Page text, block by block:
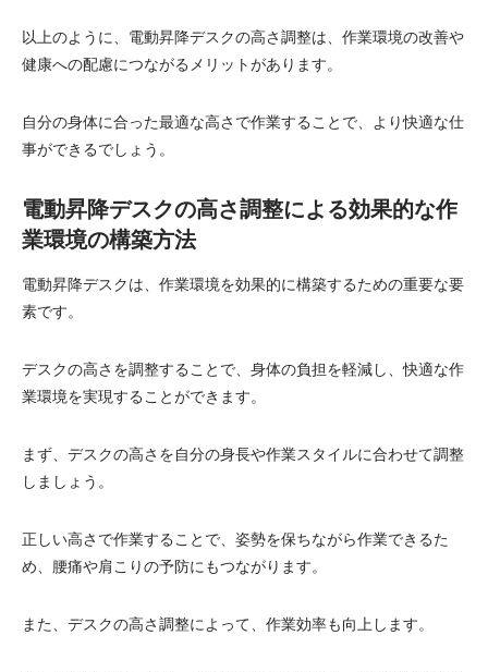
以上のように、電動昇降デスクの高さ調整は、作業環境の改善や
健康への配慮につながるメリットがあります。
自分の身体に合った最適な高さで作業することで、より快適な仕
事ができるでしょう。
電動昇降デスクの高さ調整による効果的な作
業環境の構築方法
電動昇降デスクは、作業環境を効果的に構築するための重要な要
素です。
デスクの高さを調整することで、身体の負担を軽減し、快適な作
業環境を実現することができます。
まず、デスクの高さを自分の身長や作業スタイルに合わせて調整
しましょう。
正しい高さで作業することで、姿勢を保ちながら作業できるた
め、腰痛や肩こりの予防にもつながります。
また、デスクの高さ調整によって、作業効率も向上します。